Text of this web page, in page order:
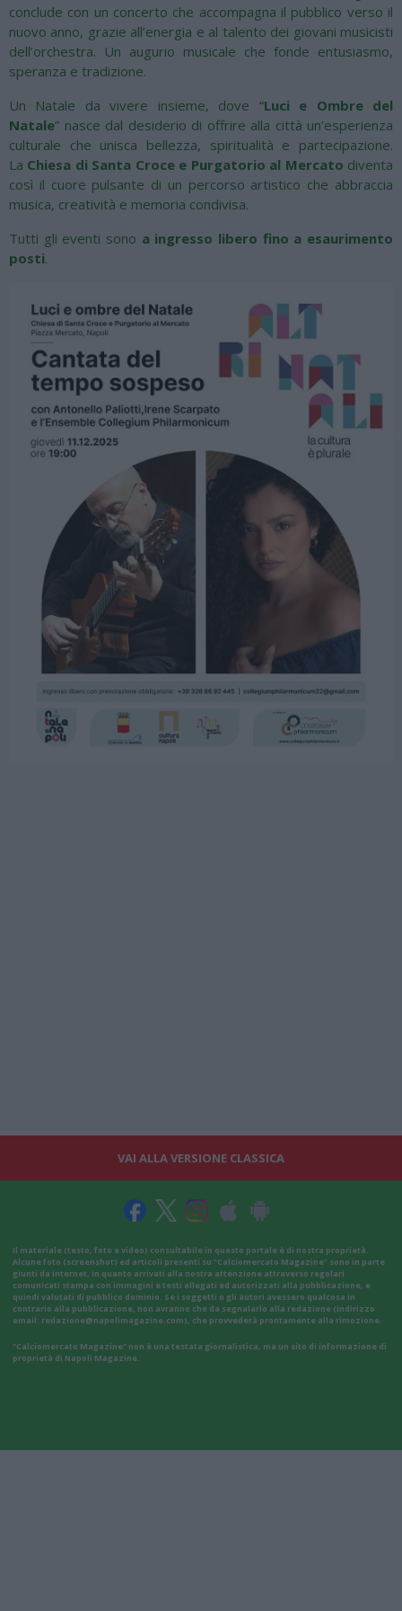
conclude con un concerto che accompagna il pubblico verso il
nuovo anno, grazie all’energia e al talento dei giovani musicisti
dell’orchestra. Un augurio musicale che fonde entusiasmo,
speranza e tradizione.
Un Natale da vivere insieme, dove “Luci e Ombre del
Natale” nasce dal desiderio di offrire alla città un’esperienza
culturale che unisca bellezza, spiritualità e partecipazione.
La Chiesa di Santa Croce e Purgatorio al Mercato diventa
così il cuore pulsante di un percorso artistico che abbraccia
musica, creatività e memoria condivisa.
Tutti gli eventi sono a ingresso libero fino a esaurimento
posti.
VAI ALLA VERSIONE CLASSICA
Il materiale (testo, foto e video) consultabile in questo portale è di nostra proprietà.
Alcune foto (screenshot) ed articoli presenti su "Calciomercato Magazine" sono in parte
giunti da internet, in quanto arrivati alla nostra attenzione attraverso regolari
comunicati stampa con immagini e testi allegati ed autorizzati alla pubblicazione, e
quindi valutati di pubblico dominio. Se i soggetti o gli autori avessero qualcosa in
contrario alla pubblicazione, non avranno che da segnalarlo alla redazione (indirizzo
email: redazione@napolimagazine.com), che provvederà prontamente alla rimozione.
"Calciomercato Magazine" non è una testata giornalistica, ma un sito di informazione di
proprietà di Napoli Magazine.